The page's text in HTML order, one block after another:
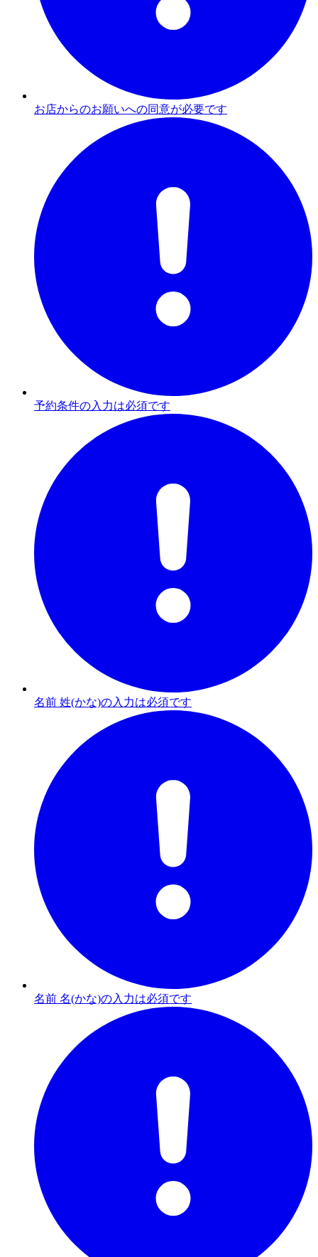
お店からのお願いへの同意が必要です
予約条件の入力は必須です
名前 姓(かな)の入力は必須です
名前 名(かな)の入力は必須です